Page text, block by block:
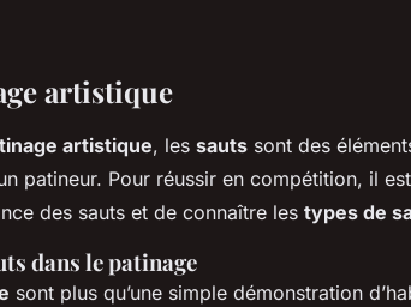
artistique
artistique, les sauts sont des
patineur. Pour réussir en compétition, il
des sauts et de connaître les types de
dans le patinage
sont plus qu’une simple démonstration